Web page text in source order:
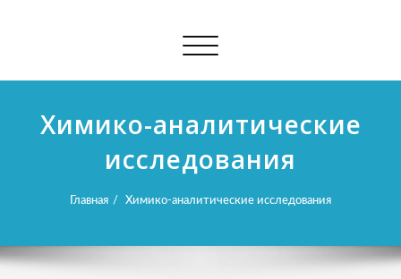
Показать/Скрыть навигацию
Химико-аналитические
исследования
Главная Химико-аналитические исследования